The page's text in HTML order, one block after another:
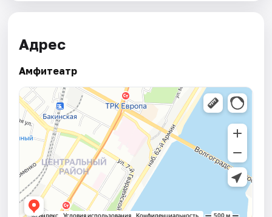
Адрес
Амфитеатр